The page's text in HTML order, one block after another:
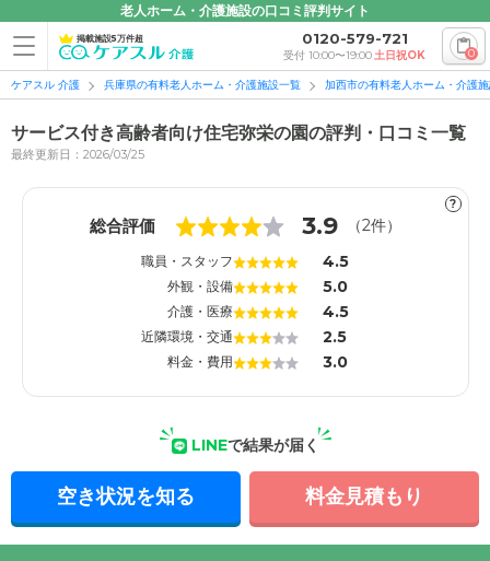
老人ホーム・介護施設の口コミ評判サイト
掲載施設5万件超 0120-579-721
受付 10:00〜19:00土日祝OK 0
ケアスル 介護 兵庫県の有料老人ホーム・介護施設一覧 加西市の有料老人ホーム・介護
サービス付き高齢者向け住宅弥栄の園の評判・口コミ一覧
最終更新日：2026/03/25
?
総合評価 3.9 （2件）
職員・スタッフ 4.5
外観・設備 5.0
介護・医療 4.5
近隣環境・交通 2.5
料金・費用 3.0
LINEで結果が届く
空き状況を知る 料金見積もり